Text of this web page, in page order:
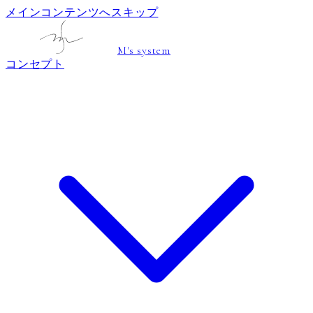
メインコンテンツへスキップ
M's system
コンセプト